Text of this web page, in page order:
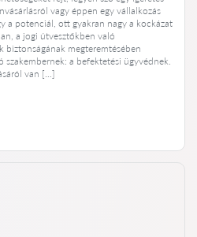
vagy éppen egy vállalkozás
a potenciál, ott gyakran nagy a kockázat
a jogi útvesztőkben való
biztonságának megteremtésében
szakembernek: a befektetési ügyvédnek.
van […]